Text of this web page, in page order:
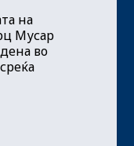
на
Мусар
во